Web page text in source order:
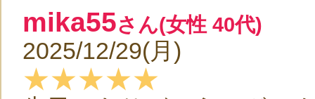
mika55さん(女性 40代)
2025/12/29(月)
★★★★★